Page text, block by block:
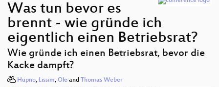
Was tun bevor es
brennt - wie gründe ich
eigentlich einen Betriebsrat?
Wie gründe ich einen Betriebsrat, bevor die
Kacke dampft?
Hüpno, Lissim, Ole and Thomas Weber